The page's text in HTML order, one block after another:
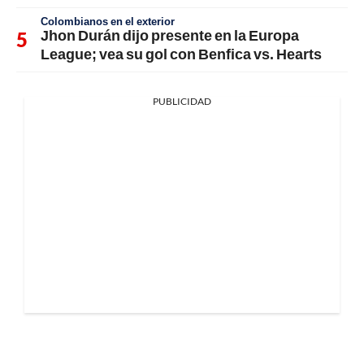
Colombianos en el exterior
Jhon Durán dijo presente en la Europa
League; vea su gol con Benfica vs. Hearts
PUBLICIDAD